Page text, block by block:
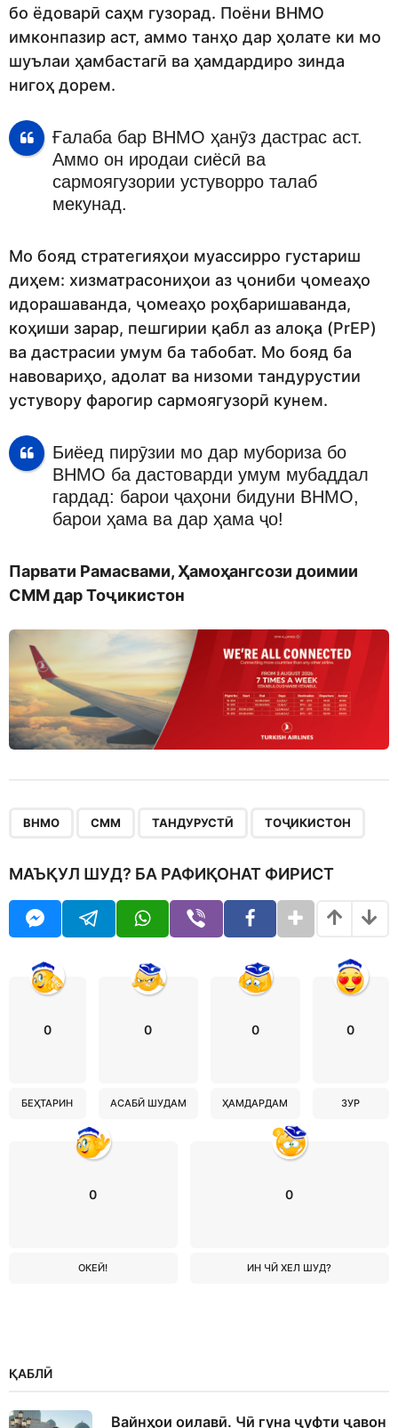
бо ёдоварӣ саҳм гузорад. Поёни ВНМО
имконпазир аст, аммо танҳо дар ҳолате ки мо
шуълаи ҳамбастагӣ ва ҳамдардиро зинда
нигоҳ дорем.
Ғалаба бар ВНМО ҳанӯз дастрас аст.
Аммо он иродаи сиёсӣ ва
сармоягузории устуворро талаб
мекунад.
Мо бояд стратегияҳои муассирро густариш
диҳем: хизматрасониҳои аз ҷониби ҷомеаҳо
идорашаванда, ҷомеаҳо роҳбаришаванда,
коҳиши зарар, пешгирии қабл аз алоқа (PrEP)
ва дастрасии умум ба табобат. Мо бояд ба
навовариҳо, адолат ва низоми тандурустии
устувору фарогир сармоягузорӣ кунем.
Биёед пирӯзии мо дар мубориза бо
ВНМО ба дастоварди умум мубаддал
гардад: барои ҷаҳони бидуни ВНМО,
барои ҳама ва дар ҳама ҷо!
Парвати Рамасвами, Ҳамоҳангсози доимии
СММ дар Тоҷикистон
ВНМО СММ ТАНДУРУСТӢ ТОҶИКИСТОН
МАЪҚУЛ ШУД? БА РАФИҚОНАТ ФИРИСТ
0
БЕҲТАРИН
0
АСАБӢ ШУДАМ
0
ҲАМДАРДАМ
0
ЗУР
0
ОКЕЙ!
0
ИН ЧӢ ХЕЛ ШУД?
ҚАБЛӢ
Вайнҳои оилавӣ. Чӣ гуна ҷуфти ҷавон